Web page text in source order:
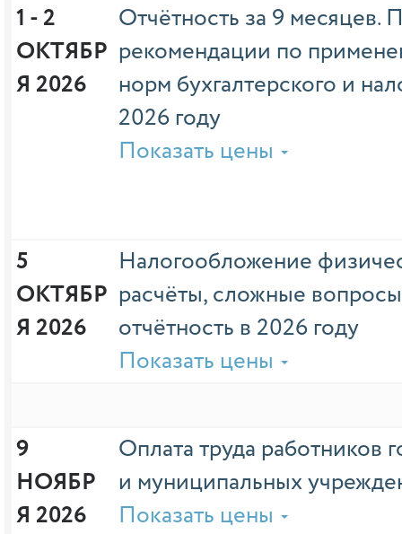
1 - 2
ОКТЯБР
Я 2026
Отчётность за 9 месяцев.
рекомендации по
норм бухгалтерского и
2026 году
Показать цены
5
ОКТЯБР
Я 2026
Налогообложение
расчёты, сложные
отчётность в 2026 году
Показать цены
9
НОЯБР
Я 2026
Оплата труда работников
и муниципальных
Показать цены